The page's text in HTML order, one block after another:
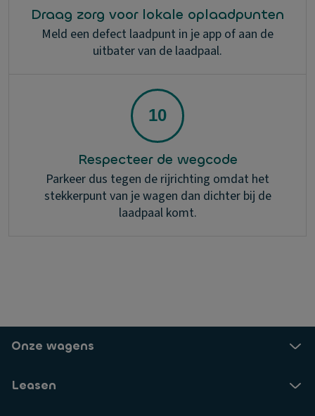
Draag zorg voor lokale oplaadpunten
Meld een defect laadpunt in je app of aan de
uitbater van de laadpaal.
Respecteer de wegcode
Parkeer dus tegen de rijrichting omdat het
stekkerpunt van je wagen dan dichter bij de
laadpaal komt.
Onze wagens
Leasen